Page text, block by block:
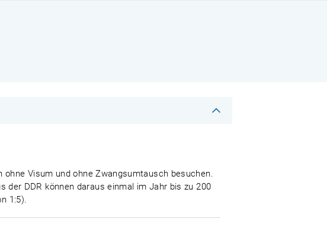
ohne Visum und ohne Zwangsumtausch besuchen.
der DDR können daraus einmal im Jahr bis zu 200
1:5).